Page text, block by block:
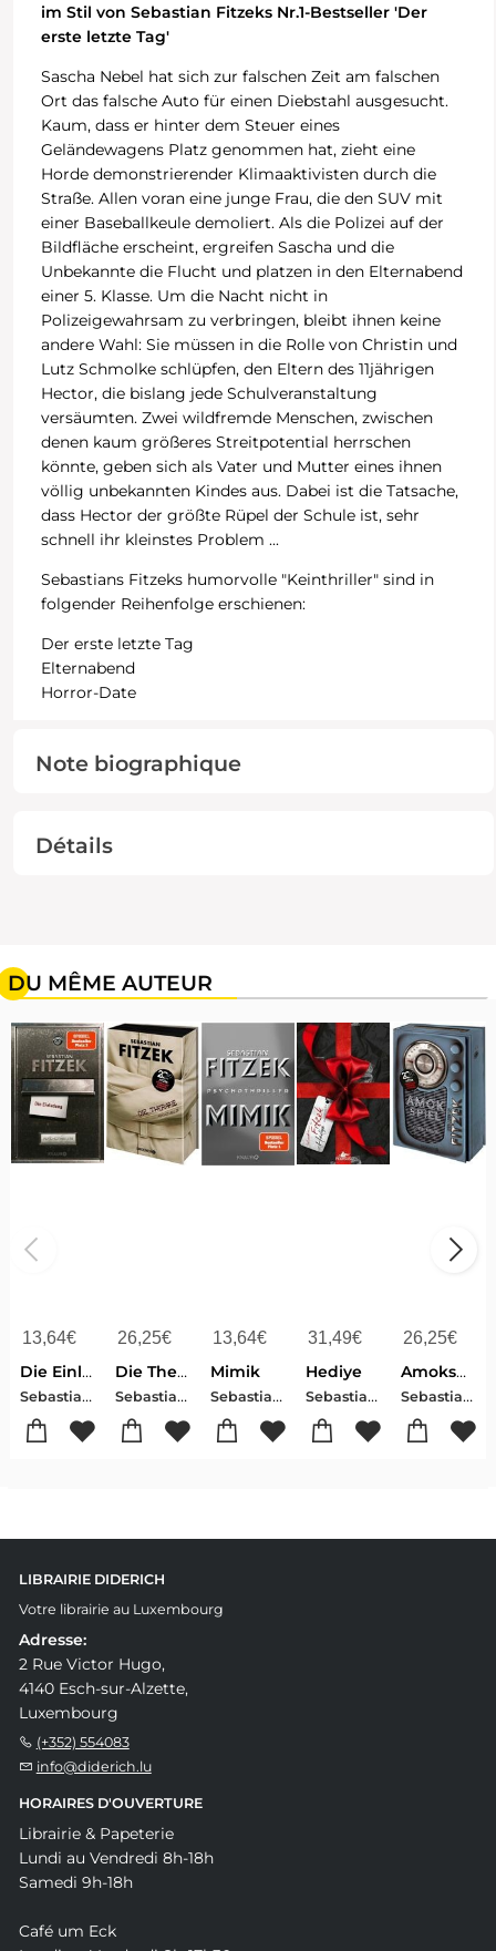
im Stil von Sebastian Fitzeks Nr.1-Bestseller 'Der
erste letzte Tag'
Sascha Nebel hat sich zur falschen Zeit am falschen
Ort das falsche Auto für einen Diebstahl ausgesucht.
Kaum, dass er hinter dem Steuer eines
Geländewagens Platz genommen hat, zieht eine
Horde demonstrierender Klimaaktivisten durch die
Straße. Allen voran eine junge Frau, die den SUV mit
einer Baseballkeule demoliert. Als die Polizei auf der
Bildfläche erscheint, ergreifen Sascha und die
Unbekannte die Flucht und platzen in den Elternabend
einer 5. Klasse. Um die Nacht nicht in
Polizeigewahrsam zu verbringen, bleibt ihnen keine
andere Wahl: Sie müssen in die Rolle von Christin und
Lutz Schmolke schlüpfen, den Eltern des 11jährigen
Hector, die bislang jede Schulveranstaltung
versäumten. Zwei wildfremde Menschen, zwischen
denen kaum größeres Streitpotential herrschen
könnte, geben sich als Vater und Mutter eines ihnen
völlig unbekannten Kindes aus. Dabei ist die Tatsache,
dass Hector der größte Rüpel der Schule ist, sehr
schnell ihr kleinstes Problem ...
Sebastians Fitzeks humorvolle "Keinthriller" sind in
folgender Reihenfolge erschienen:
Der erste letzte Tag
Elternabend
Horror-Date
Note biographique
Détails
DU MÊME AUTEUR
13,64€
Die Einladung
Sebastian , Fitzek
26,25€
Die Therapie
Sebastian , Fitzek
13,64€
Mimik
Sebastian , Fitzek
31,49€
Hediye
Sebastian , Fitzek
26,25€
Amokspiel
Sebastian , Fitzek
LIBRAIRIE DIDERICH
Votre librairie au Luxembourg
Adresse:
2 Rue Victor Hugo,
4140 Esch-sur-Alzette,
Luxembourg
(+352) 554083
info@diderich.lu
HORAIRES D'OUVERTURE
Librairie & Papeterie
Lundi au Vendredi 8h-18h
Samedi 9h-18h
Café um Eck